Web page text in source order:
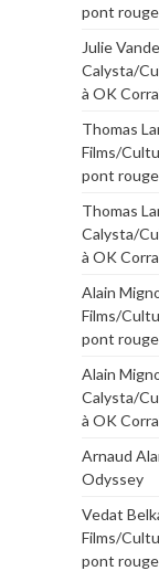
pont rouge
Julie
Calysta/
à OK
Thomas
Films/
pont rouge
Thomas
Calysta/
à OK
Alain
Films/
pont rouge
Alain
Calysta/
à OK
Arnaud
Odyssey
Vedat
Films/
pont rouge